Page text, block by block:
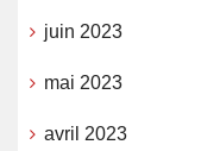
juin 2023
mai 2023
avril 2023